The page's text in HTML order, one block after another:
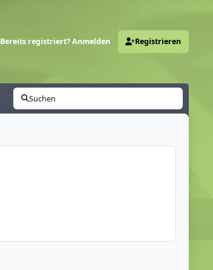
Bereits registriert? Anmelden Registrieren
Suchen